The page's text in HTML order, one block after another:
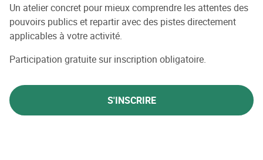
Un atelier concret pour mieux comprendre les attentes des
pouvoirs publics et repartir avec des pistes directement
applicables à votre activité.
Participation gratuite sur inscription obligatoire.
S'INSCRIRE